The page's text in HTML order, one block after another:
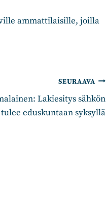
ammattilaisille, joilla
SEURAAVA
Lakiesitys sähkön
eduskuntaan syksyllä